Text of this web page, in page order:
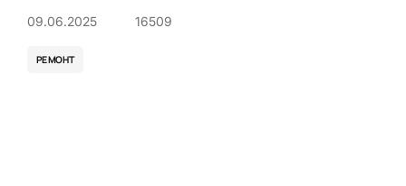
09.06.2025 16509
РЕМОНТ